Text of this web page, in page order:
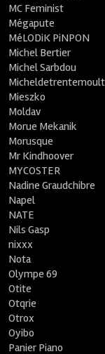
MC Feminist
Mégapute
MéLODiK PiNPON
Michel Bertier
Michel Sarbdou
Micheldetrentemoult
Mieszko
Moldav
Morue Mekanik
Morusque
Mr Kindhoover
MYCOSTER
Nadine Graudchibre
Napel
NATE
Nils Gasp
nixxx
Nota
Olympe 69
Otite
Otqrie
Otrox
Oyibo
Panier Piano